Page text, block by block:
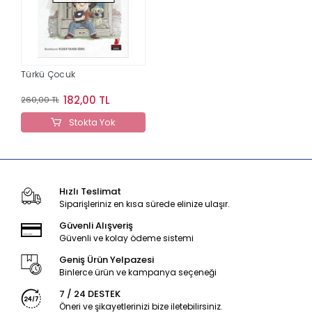
Türkü Çocuk
260,00 TL 182,00 TL
Stokta Yok
Hızlı Teslimat
Siparişleriniz en kısa sürede elinize ulaşır.
Güvenli Alışveriş
Güvenli ve kolay ödeme sistemi
Geniş Ürün Yelpazesi
Binlerce ürün ve kampanya seçeneği
7 / 24 DESTEK
Öneri ve şikayetlerinizi bize iletebilirsiniz.